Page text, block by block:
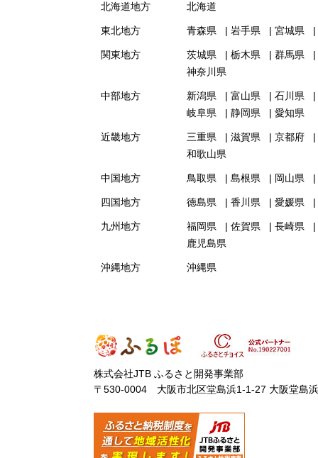
北海道地方 北海道
東北地方 青森県 岩手県 宮城県
関東地方 茨城県 栃木県
群馬県
神奈川県
中部地方 新潟県 富山県
石川県
岐阜県
静岡県 愛知県
近畿地方 三重県 滋賀県
京都府
和歌山県
中国地方 鳥取県 島根県 岡山県
四国地方 徳島県 香川県 愛媛県
九州地方 福岡県 佐賀県
長崎県
鹿児島県
沖縄地方 沖縄県
株式会社JTB ふるさと開発事業部
〒530-0004 大阪市北区堂島浜1-1-27 大阪堂島